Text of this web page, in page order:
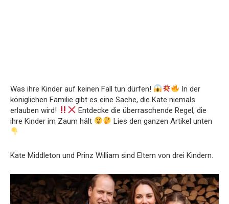
Was ihre Kinder auf keinen Fall tun dürfen!
In der
königlichen Familie gibt es eine Sache, die Kate niemals
erlauben wird!
Entdecke die überraschende Regel, die
ihre Kinder im Zaum hält
Lies den ganzen Artikel unten
Kate Middleton und Prinz William sind Eltern von drei Kindern.